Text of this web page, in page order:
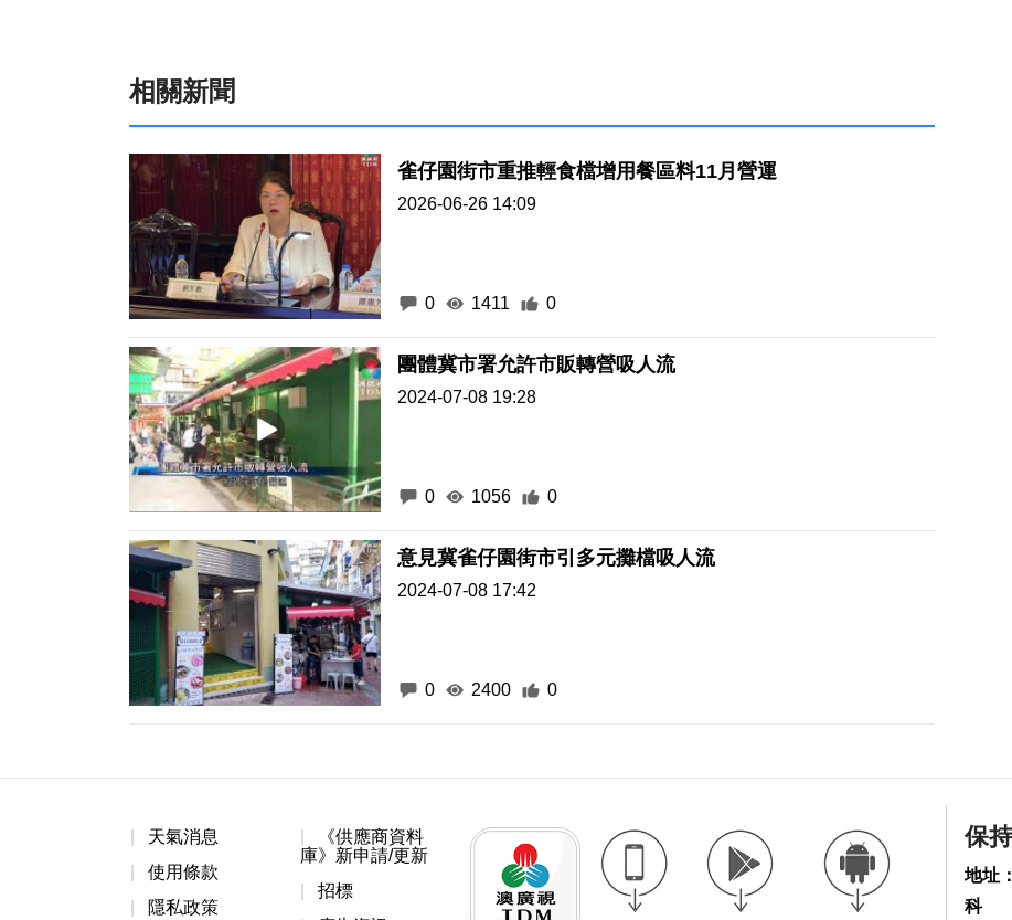
相關新聞
雀仔園街市重推輕食檔增用餐區料11月營運
2026-06-26 14:09
0 1411 0
團體冀市署允許市販轉營吸人流
2024-07-08 19:28
0 1056 0
意見冀雀仔園街市引多元攤檔吸人流
2024-07-08 17:42
0 2400 0
天氣消息
使用條款
隱私政策
《供應商資料
庫》新申請/更新
招標
保
地址
科